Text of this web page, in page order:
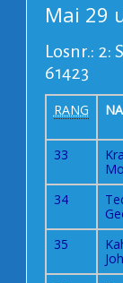
Mai 29
Losnr.: 2:
61423
RANG
33
34
35